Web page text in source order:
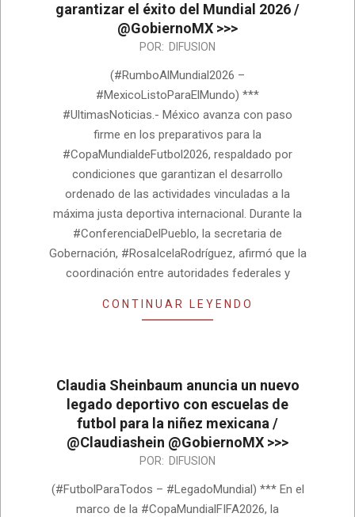
garantizar el éxito del Mundial 2026 /
@GobiernoMX >>>
POR: DIFUSION
(#RumboAlMundial2026 –
#MexicoListoParaElMundo) ***
#UltimasNoticias.- México avanza con paso
firme en los preparativos para la
#CopaMundialdeFutbol2026, respaldado por
condiciones que garantizan el desarrollo
ordenado de las actividades vinculadas a la
máxima justa deportiva internacional. Durante la
#ConferenciaDelPueblo, la secretaria de
Gobernación, #RosaIcelaRodríguez, afirmó que la
coordinación entre autoridades federales y
CONTINUAR LEYENDO
Claudia Sheinbaum anuncia un nuevo
legado deportivo con escuelas de
futbol para la niñez mexicana /
@Claudiashein @GobiernoMX >>>
08
POR: DIFUSION
(#FutbolParaTodos – #LegadoMundial) *** En el
marco de la #CopaMundialFIFA2026, la